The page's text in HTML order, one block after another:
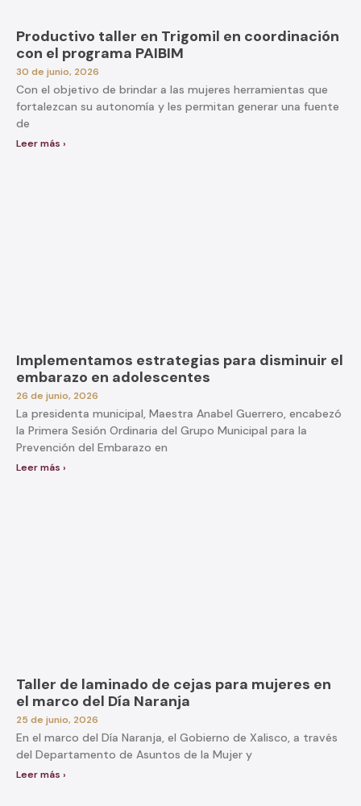
Productivo taller en Trigomil en coordinación
con el programa PAIBIM
30 de junio, 2026
Con el objetivo de brindar a las mujeres herramientas que
fortalezcan su autonomía y les permitan generar una fuente
de
Leer más ›
Implementamos estrategias para disminuir el
embarazo en adolescentes
26 de junio, 2026
La presidenta municipal, Maestra Anabel Guerrero, encabezó
la Primera Sesión Ordinaria del Grupo Municipal para la
Prevención del Embarazo en
Leer más ›
Taller de laminado de cejas para mujeres en
el marco del Día Naranja
25 de junio, 2026
En el marco del Día Naranja, el Gobierno de Xalisco, a través
del Departamento de Asuntos de la Mujer y
Leer más ›